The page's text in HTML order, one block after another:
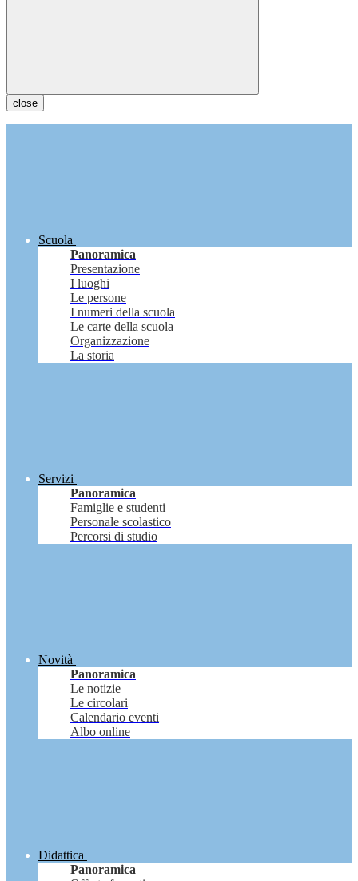
close
Scuola
Panoramica
Presentazione
I luoghi
Le persone
I numeri della scuola
Le carte della scuola
Organizzazione
La storia
Servizi
Panoramica
Famiglie e studenti
Personale scolastico
Percorsi di studio
Novità
Panoramica
Le notizie
Le circolari
Calendario eventi
Albo online
Didattica
Panoramica